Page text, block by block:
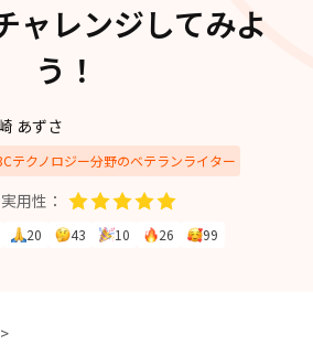
ャレンジしてみよ
う！
あずさ
テクノロジー分野のベテランライター
用性：
20 43 10 26 99